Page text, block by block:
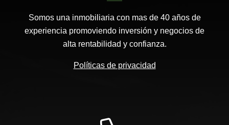
Somos una inmobiliaria con mas de 40 años de
experiencia promoviendo inversión y negocios de
alta rentabilidad y confianza.
Políticas de privacidad